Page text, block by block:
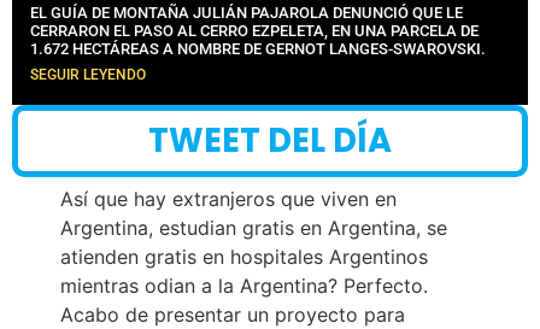
EL GUÍA DE MONTAÑA JULIÁN PAJAROLA DENUNCIÓ QUE LE
CERRARON EL PASO AL CERRO EZPELETA, EN UNA PARCELA DE
1.672 HECTÁREAS A NOMBRE DE GERNOT LANGES-SWAROVSKI.
SEGUIR LEYENDO
TWEET DEL DÍA
Así que hay extranjeros que viven en
Argentina, estudian gratis en Argentina, se
atienden gratis en hospitales Argentinos
mientras odian a la Argentina? Perfecto.
Acabo de presentar un proyecto para